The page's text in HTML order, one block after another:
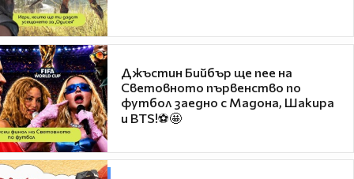
Джъстин Бийбър ще пее на
Световното първенство по
футбол заедно с Мадона, Шакира
и BTS!⚽🤩